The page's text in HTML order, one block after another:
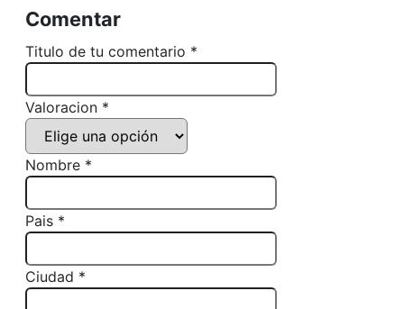
Comentar
Titulo de tu comentario *
Valoracion *
Nombre *
Pais *
Ciudad *